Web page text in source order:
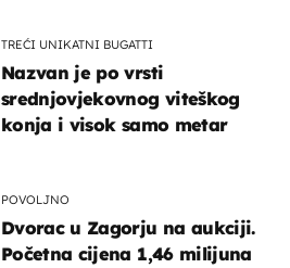
TREĆI UNIKATNI BUGATTI
Nazvan je po vrsti
srednjovjekovnog viteškog
konja i visok samo metar
POVOLJNO
Dvorac u Zagorju na aukciji.
Početna cijena 1,46 milijuna